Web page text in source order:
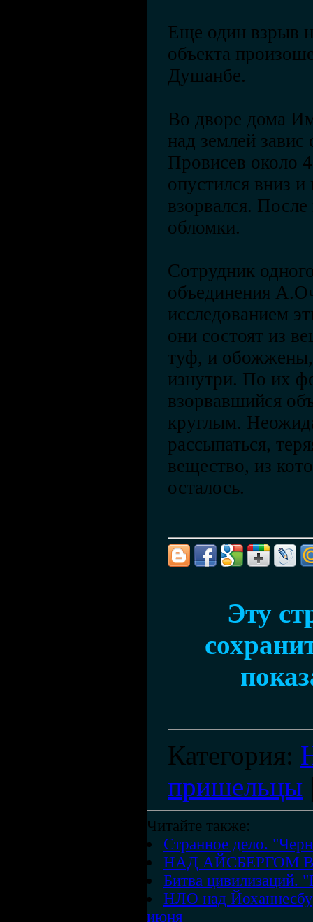
Еще один взрыв
объекта
Душанбе.
Во дворе дома
над землей
Провисев около
опустился вниз
взорвался. После
обломки.
Сотрудник
объединения
исследованием
они состоят из
туф, и обожжены,
изнутри. По их
взорвавшийся
круглым.
рассыпаться,
вещество, из
осталось.
Эту
Категория:
пришельцы
Читайте также:
Странное дело.
НАД АЙСБЕРГОМ
Битва цивилизаций.
НЛО над
июня